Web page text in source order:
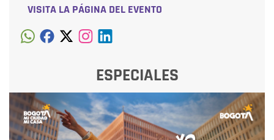
VISITA LA PÁGINA DEL EVENTO
ESPECIALES